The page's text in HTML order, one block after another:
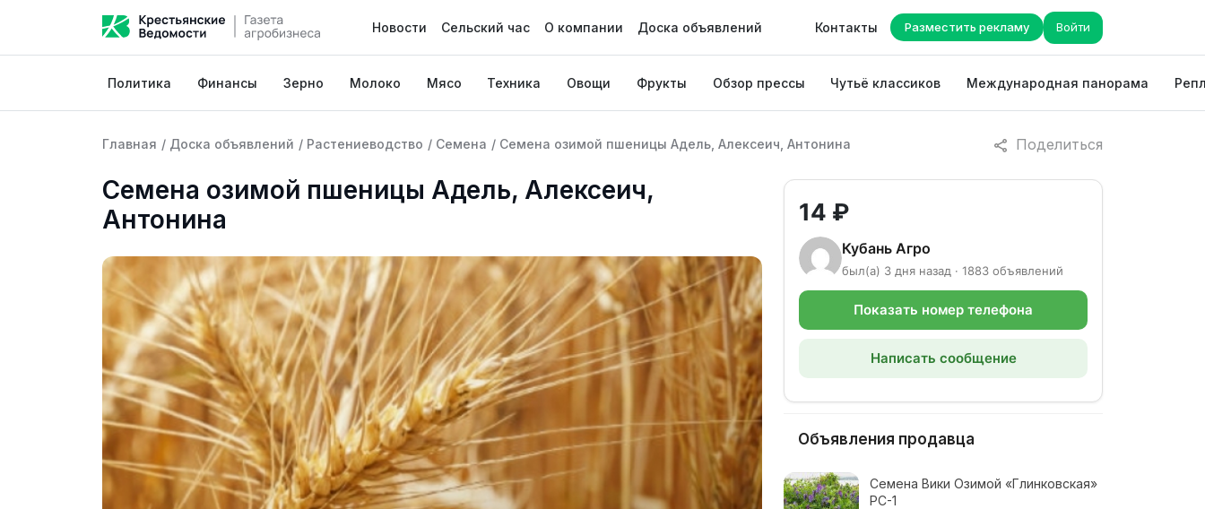
Новости Сельский час О компании Доска объявлений Контакты Разместить рекламу Войти
Политика Финансы Зерно Молоко Мясо Техника Овощи Фрукты Обзор прессы Чутьё классиков Международная панорама
Поделиться
Главная / Доска объявлений / Растениеводство / Семена / Семена озимой пшеницы Адель, Алексеич, Антонина
Семена озимой пшеницы Адель, Алексеич,
Антонина
14 ₽
Кубань Агро
был(а) 3 дня назад · 1883 объявлений
Показать номер телефона
Написать сообщение
Объявления продавца
Семена Вики Озимой «Глинковская»
РС-1